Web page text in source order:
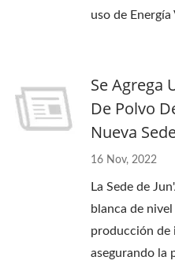
uso de Energía
Se Agrega
De Polvo
Nueva
16 Nov, 2022
La Sede de
blanca de
producción de
asegurando la